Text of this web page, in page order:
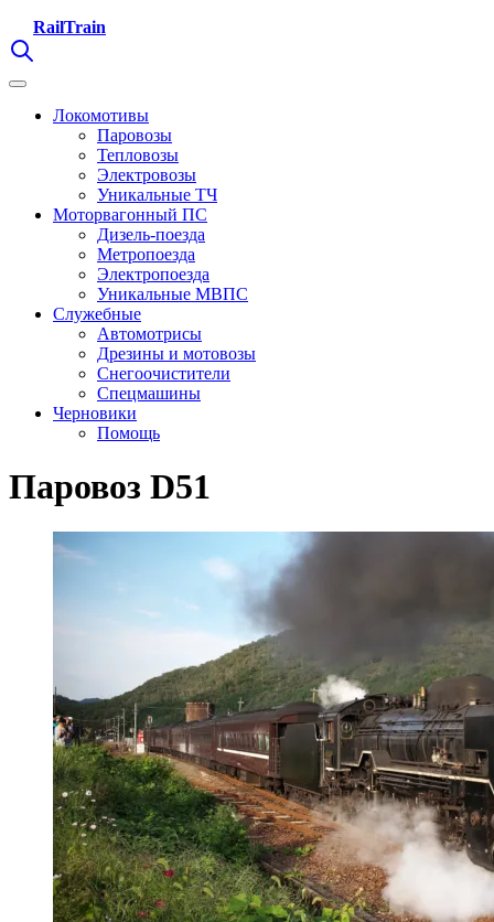
RailTrain
Локомотивы
Паровозы
Тепловозы
Электровозы
Уникальные ТЧ
Моторвагонный ПС
Дизель-поезда
Метропоезда
Электропоезда
Уникальные МВПС
Служебные
Автомотрисы
Дрезины и мотовозы
Снегоочистители
Спецмашины
Черновики
Помощь
Паровоз D51